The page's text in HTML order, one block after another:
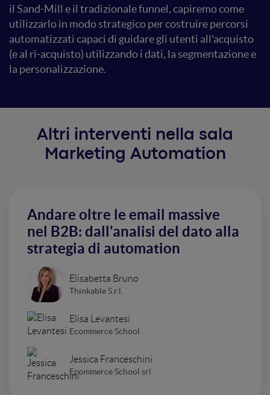
il Sand-Mill e il tradizionale funnel, capiremo come
utilizzarlo in modo strategico per costruire percorsi
automatizzati capaci di guidare gli utenti all'acquisto
(e al ri-acquisto) utilizzando i dati, la segmentazione e
la personalizzazione.
Altri interventi nella sala
Marketing Automation
Andare oltre le email massive
nel B2B: dall'analisi del dato alla
strategia di automation
Elisabetta Bruno
Thinkable S.r.l.
Elisa Levantesi
Ecommerce School
Jessica Franceschini
Ecommerce School srl